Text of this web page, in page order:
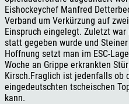
Eishockeychef Manfred
Verband um Verkürzung auf
Einspruch eingelegt. Zuletzt
statt gegeben wurde und
Hoffnung setzt man im ESC-
Woche an Grippe erkrankten
Kirsch.Fraglich ist jedenfalls ob
eingedeutschten tscheischen
kann.